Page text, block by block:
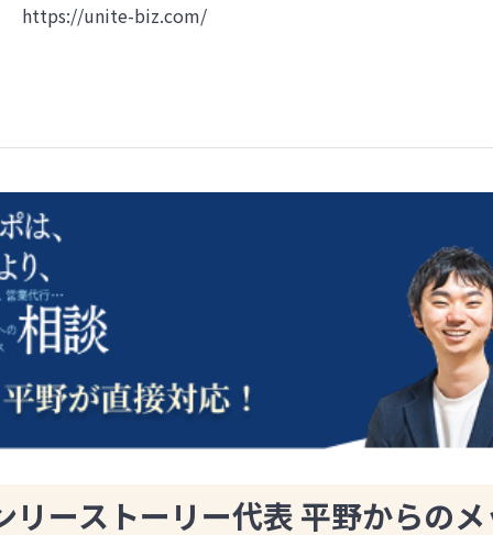
https://unite-biz.com/
リーストーリー代表 平野からの